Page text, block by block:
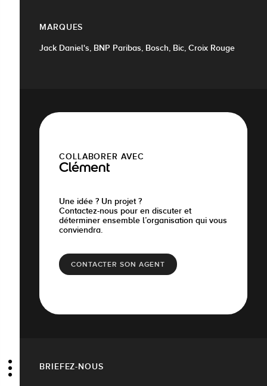
MARQUES
Jack Daniel's, BNP Paribas, Bosch, Bic, Croix Rouge
COLLABORER AVEC
Clément
Une idée ? Un projet ?
Contactez-nous pour en discuter et
déterminer ensemble l’organisation qui vous
conviendra.
CONTACTER SON AGENT
BRIEFEZ-NOUS